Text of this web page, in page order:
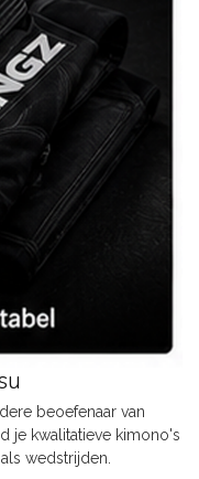
beoefenaar van
je kwalitatieve kimono's
wedstrijden.